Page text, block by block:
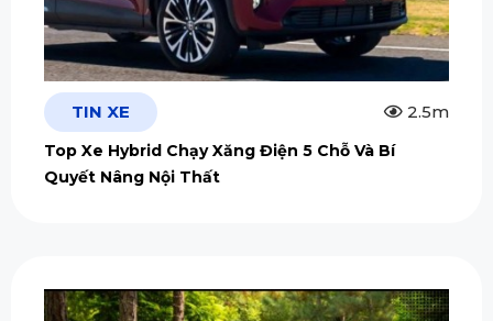
TIN XE 2.5m
Top Xe Hybrid Chạy Xăng Điện 5 Chỗ Và Bí
Quyết Nâng Nội Thất